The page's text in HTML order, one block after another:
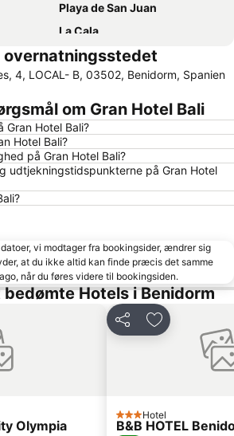
Playa de San Juan
La Cala
Cap Negret
Platja de La Cala de Finestrat
Centro Comercial Gran Vía
alacant
Levante o La Fossa
Centro
Torrellano
Cala Granadella
De la Fustera
Mercado Central
Baix la Mar
El Campo
Blanc
Primer Muntanyar o El Benissero
overnatningsstedet
4, LOCAL- B, 03502, Benidorm, Spanien
om Gran Hotel Bali
Gran Hotel Bali?
Hotel Bali?
på Gran Hotel Bali?
udtjekningstidspunkterne på Gran Hotel
vi modtager fra bookingsider, ændrer sig
at du ikke altid kan finde præcis det samme
når du føres videre til bookingsiden.
Hotels i Benidorm
Olympia
Del Føj til
3 Stjerner
Hotel
B&B HOTEL